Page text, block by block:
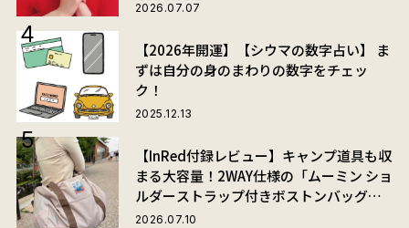
2026.07.07
【2026年開運】【シウマの数字占い】 ま
ずは自分の身のまわりの数字をチェッ
ク！
2025.12.13
【InRed付録レビュー】キャンプ道具も収
まる大容量！2WAY仕様の「ムーミン ショ
ルダーストラップ付きボストンバッグ」
が夏旅におすすめな理由
2026.07.10